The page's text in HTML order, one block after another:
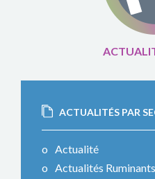
ACTUALITÉS PAR
Actualité
Actualités Ruminants